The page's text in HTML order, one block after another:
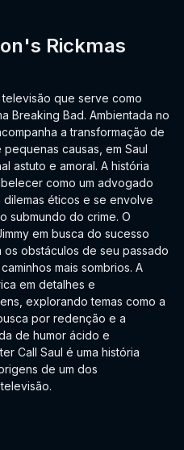
Rickmas
que serve como
Breaking Bad. Ambientada no
a transformação de
causas, em Saul
astuto e amoral. A história
como um advogado
éticos e se envolve
submundo do crime. O
em busca do sucesso
obstáculos de seu passado
mais sombrios. A
em detalhes e
explorando temas como a
por redenção e a
de humor ácido e
Call Saul é uma história
de um dos